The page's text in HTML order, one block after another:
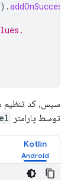
سپس، کد تنظیم
توسط پارامتر
Kotlin